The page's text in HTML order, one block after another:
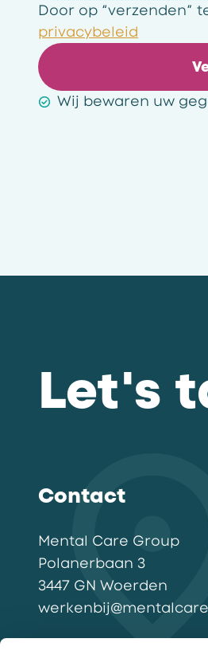
Door op “verzenden”
privacybeleid
Wij bewaren uw
Let's
Contact
Mental Care Group
Polanerbaan 3
3447 GN Woerden